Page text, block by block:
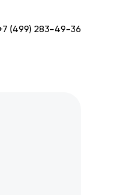
(499) 283-49-36